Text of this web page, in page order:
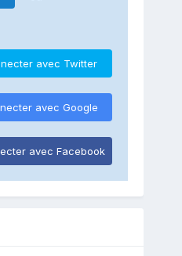
avec Twitter
avec Google
avec Facebook